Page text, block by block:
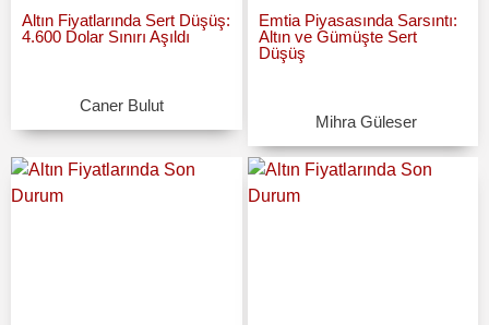
Altın Fiyatlarında Sert Düşüş:
4.600 Dolar Sınırı Aşıldı
Caner Bulut
Emtia Piyasasında Sarsıntı:
Altın ve Gümüşte Sert
Düşüş
Mihra Güleser